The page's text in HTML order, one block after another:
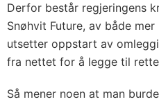
Derfor består regjeringens
Snøhvit Future, av både
utsetter oppstart av
fra nettet for å legge til
Så mener noen at man